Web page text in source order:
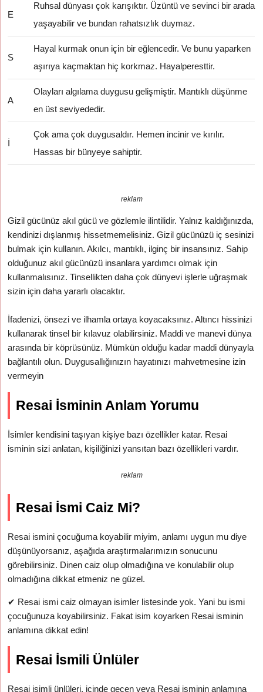
E
Ruhsal dünyası çok karışıktır. Üzüntü ve sevinci bir arada
yaşayabilir ve bundan rahatsızlık duymaz.
S
Hayal kurmak onun için bir eğlencedir. Ve bunu yaparken
aşırıya kaçmaktan hiç korkmaz. Hayalperesttir.
A
Olayları algılama duygusu gelişmiştir. Mantıklı düşünme
en üst seviyededir.
İ
Çok ama çok duygusaldır. Hemen incinir ve kırılır.
Hassas bir bünyeye sahiptir.
reklam
Gizil gücünüz akıl gücü ve gözlemle ilintilidir. Yalnız kaldığınızda,
kendinizi dışlanmış hissetmemelisiniz. Gizil gücünüzü iç sesinizi
bulmak için kullanın. Akılcı, mantıklı, ilginç bir insansınız. Sahip
olduğunuz akıl gücünüzü insanlara yardımcı olmak için
kullanmalısınız. Tinsellikten daha çok dünyevi işlerle uğraşmak
sizin için daha yararlı olacaktır.
İfadenizi, önsezi ve ilhamla ortaya koyacaksınız. Altıncı hissinizi
kullanarak tinsel bir kılavuz olabilirsiniz. Maddi ve manevi dünya
arasında bir köprüsünüz. Mümkün olduğu kadar maddi dünyayla
bağlantılı olun. Duygusallığınızın hayatınızı mahvetmesine izin
vermeyin
Resai İsminin Anlam Yorumu
İsimler kendisini taşıyan kişiye bazı özellikler katar. Resai
isminin sizi anlatan, kişiliğinizi yansıtan bazı özellikleri vardır.
reklam
Resai İsmi Caiz Mi?
Resai ismini çocuğuma koyabilir miyim, anlamı uygun mu diye
düşünüyorsanız, aşağıda araştırmalarımızın sonucunu
görebilirsiniz. Dinen caiz olup olmadığına ve konulabilir olup
olmadığına dikkat etmeniz ne güzel.
✔ Resai ismi caiz olmayan isimler listesinde yok. Yani bu ismi
çocuğunuza koyabilirsiniz. Fakat isim koyarken Resai isminin
anlamına dikkat edin!
Resai İsmili Ünlüler
Resai isimli ünlüleri, içinde geçen veya Resai isminin anlamına